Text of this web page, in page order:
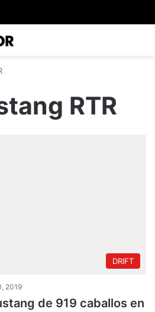
RTR
DRIFT
2019
de 919 caballos en